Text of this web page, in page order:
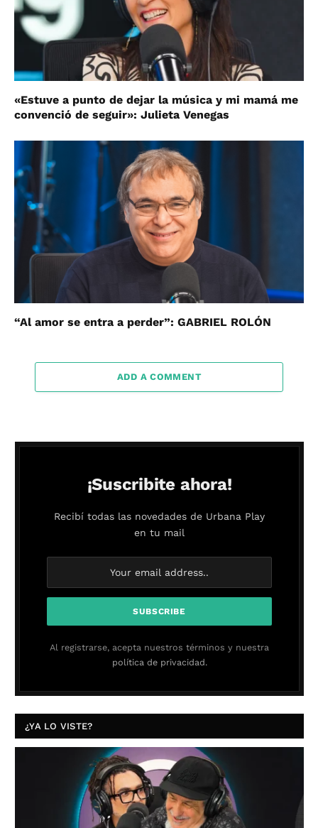
«Estuve a punto de dejar la música y mi mamá me
convenció de seguir»: Julieta Venegas
“Al amor se entra a perder”: GABRIEL ROLÓN
ADD A COMMENT
¡Suscribite ahora!
Recibí todas las novedades de Urbana Play
en tu mail
Al registrarse, acepta nuestros términos y nuestra
política de privacidad.
¿YA LO VISTE?